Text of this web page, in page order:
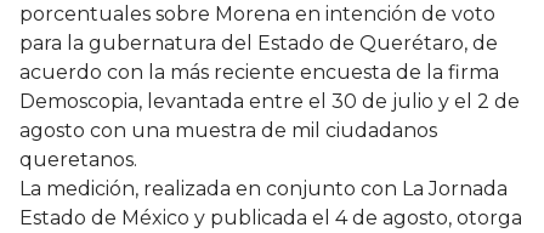
porcentuales sobre Morena en intención de voto
para la gubernatura del Estado de Querétaro, de
acuerdo con la más reciente encuesta de la firma
Demoscopia, levantada entre el 30 de julio y el 2 de
agosto con una muestra de mil ciudadanos
queretanos.
La medición, realizada en conjunto con La Jornada
Estado de México y publicada el 4 de agosto, otorga